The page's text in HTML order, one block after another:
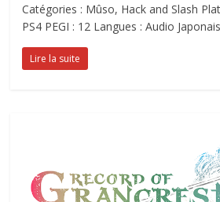
Catégories : Mûso, Hack and Slash
PS4 PEGI : 12 Langues : Audio
Lire la suite